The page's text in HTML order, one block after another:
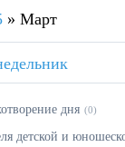
» Март
дня (0)
детской и